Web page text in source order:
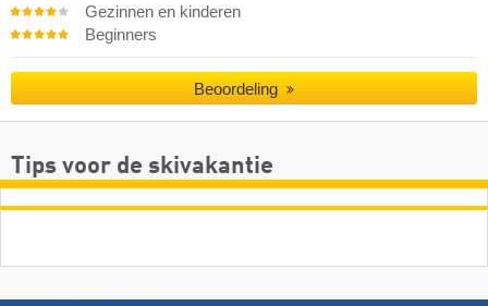
Gezinnen en kinderen
Beginners
Beoordeling
Tips voor de skivakantie